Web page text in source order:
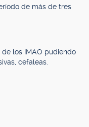
de más de tres
los IMAO pudiendo
cefaleas.